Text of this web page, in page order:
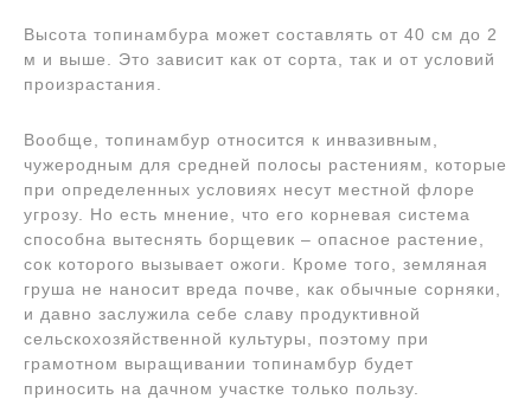
Высота топинамбура может составлять от 40 см до 2
м и выше. Это зависит как от сорта, так и от условий
произрастания.
Вообще, топинамбур относится к инвазивным,
чужеродным для средней полосы растениям, которые
при определенных условиях несут местной флоре
угрозу. Но есть мнение, что его корневая система
способна вытеснять борщевик – опасное растение,
сок которого вызывает ожоги. Кроме того, земляная
груша не наносит вреда почве, как обычные сорняки,
и давно заслужила себе славу продуктивной
сельскохозяйственной культуры, поэтому при
грамотном выращивании топинамбур будет
приносить на дачном участке только пользу.